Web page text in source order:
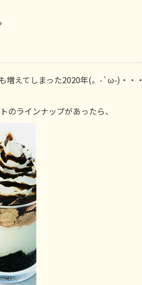
増えてしまった2020年(。-`ω-)・・・
ラインナップがあったら、